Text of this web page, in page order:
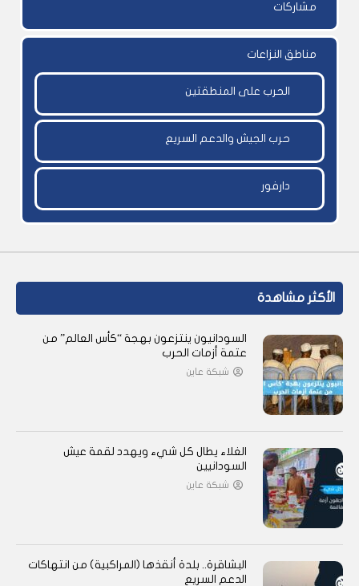
مشاركات
مناطق النزاعات
الحرب على المنطقتين
حرب الجيش والدعم السريع
دارفور
الأكثر مشاهدة
السودانيون ينتزعون بهجة “كأس العالم” من
عتمة أزمات الحرب
شبكة عاين
الغلاء يطال كل شيء ويهدد لقمة عيش
السودانيين
شبكة عاين
البشاقرة.. بلدة أنقذها (المراكبية) من انتهاكات
الدعم السريع